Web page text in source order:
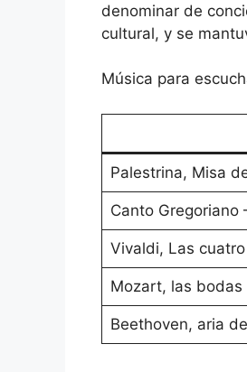
denominar de
cultural, y se
Música para
Palestrina, Misa
Canto Gregoriano
Vivaldi, Las
Mozart, las bodas
Beethoven, aria